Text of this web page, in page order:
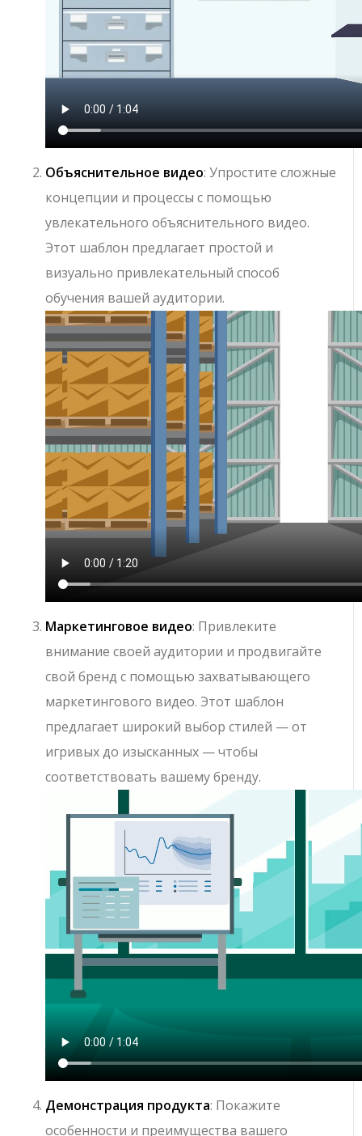
Объяснительное видео: Упростите сложные
концепции и процессы с помощью
увлекательного объяснительного видео.
Этот шаблон предлагает простой и
визуально привлекательный способ
обучения вашей аудитории.
Маркетинговое видео: Привлеките
внимание своей аудитории и продвигайте
свой бренд с помощью захватывающего
маркетингового видео. Этот шаблон
предлагает широкий выбор стилей — от
игривых до изысканных — чтобы
соответствовать вашему бренду.
Демонстрация продукта: Покажите
особенности и преимущества вашего